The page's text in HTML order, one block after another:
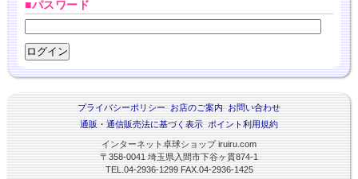
■パスワード
プライバシーポリシー お店のご案内 お問い合わせ
通販・通信販売法に基づく表示 ポイント利用規約
インターネット卓球ショップ iruiru.com
〒358-0041 埼玉県入間市下谷ヶ貫874-1
TEL.04-2936-1299 FAX.04-2936-1425